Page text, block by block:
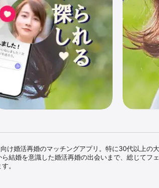
け婚活再婚のマッチングアプリ。特に30代以上の
結婚を意識した婚活再婚の出会いまで、総じてフ
。